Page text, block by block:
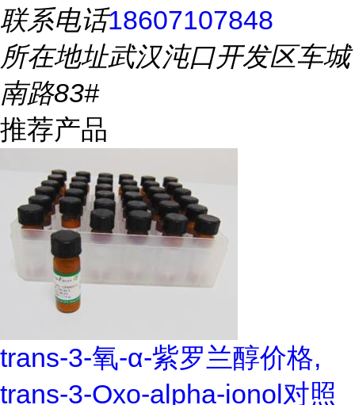
联系电话18607107848
所在地址武汉沌口开发区车城
南路83#
推荐产品
trans-3-氧-α-紫罗兰醇价格,
trans-3-Oxo-alpha-ionol对照